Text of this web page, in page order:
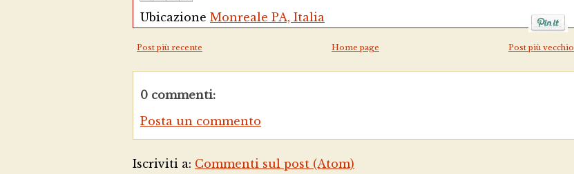
Ubicazione Monreale PA, Italia
Post più recente Post più vecchio
Home page
0 commenti:
Posta un commento
Iscriviti a: Commenti sul post (Atom)